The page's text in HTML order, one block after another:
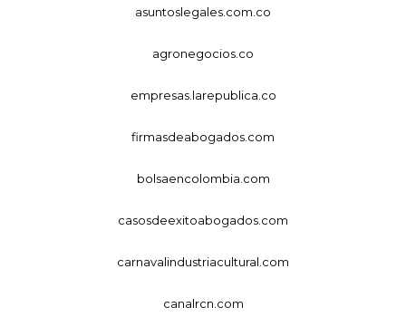
asuntoslegales.com.co
agronegocios.co
empresas.larepublica.co
firmasdeabogados.com
bolsaencolombia.com
casosdeexitoabogados.com
carnavalindustriacultural.com
canalrcn.com